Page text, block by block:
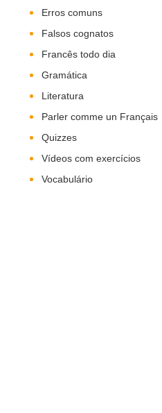
Erros comuns
Falsos cognatos
Francês todo dia
Gramática
Literatura
Parler comme un Français
Quizzes
Vídeos com exercícios
Vocabulário